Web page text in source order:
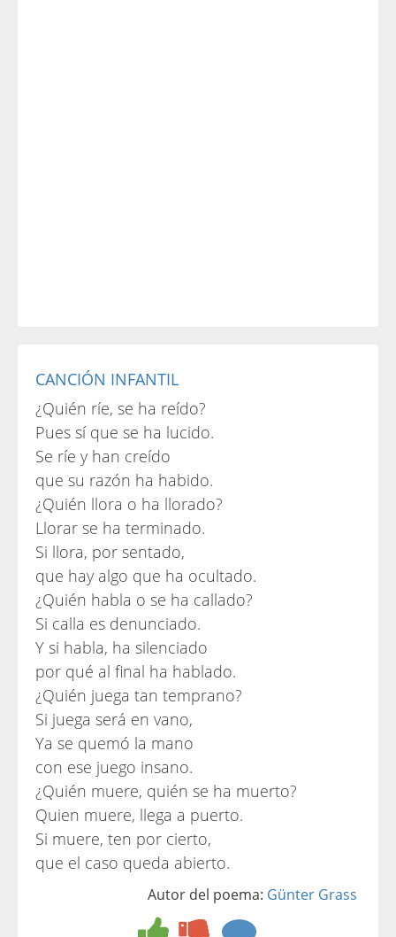
CANCIÓN INFANTIL
¿Quién ríe, se ha reído?
Pues sí que se ha lucido.
Se ríe y han creído
que su razón ha habido.
¿Quién llora o ha llorado?
Llorar se ha terminado.
Si llora, por sentado,
que hay algo que ha ocultado.
¿Quién habla o se ha callado?
Si calla es denunciado.
Y si habla, ha silenciado
por qué al final ha hablado.
¿Quién juega tan temprano?
Si juega será en vano,
Ya se quemó la mano
con ese juego insano.
¿Quién muere, quién se ha muerto?
Quien muere, llega a puerto.
Si muere, ten por cierto,
que el caso queda abierto.
Autor del poema: Günter Grass